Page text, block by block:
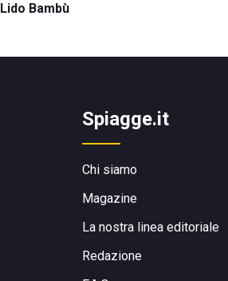
Lido Bambù
Spiagge.it
Chi siamo
Magazine
La nostra linea editoriale
Redazione